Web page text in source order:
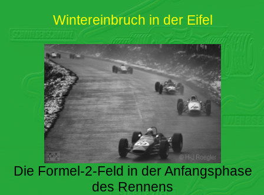
Wintereinbruch in der Eifel
Die Formel-2-Feld in der Anfangsphase
des Rennens